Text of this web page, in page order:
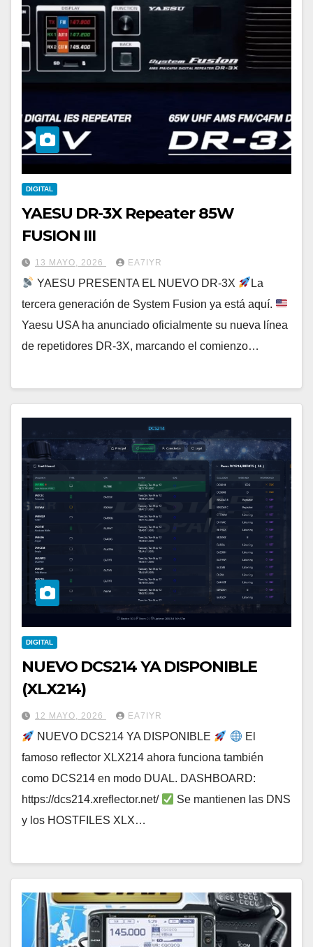
DIGITAL
YAESU DR-3X Repeater 85W
FUSION III
13 MAYO, 2026 EA7IYR
YAESU PRESENTA EL NUEVO DR-3X
La
tercera generación de System Fusion ya está aquí.
Yaesu USA ha anunciado oficialmente su nueva línea
de repetidores DR-3X, marcando el comienzo…
DIGITAL
NUEVO DCS214 YA DISPONIBLE
(XLX214)
12 MAYO, 2026 EA7IYR
NUEVO DCS214 YA DISPONIBLE
El
famoso reflector XLX214 ahora funciona también
como DCS214 en modo DUAL. DASHBOARD:
https://dcs214.xreflector.net/
Se mantienen las DNS
y los HOSTFILES XLX…